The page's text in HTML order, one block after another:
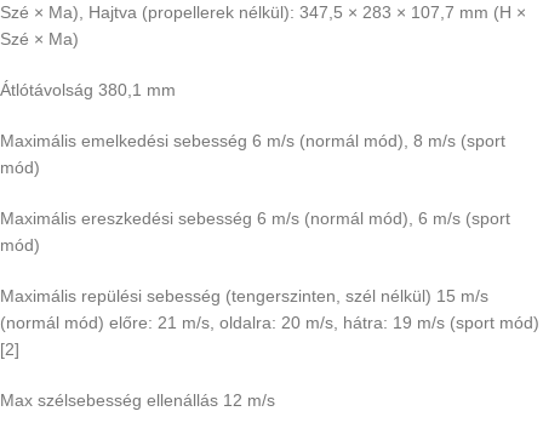
Szé × Ma), Hajtva (propellerek nélkül): 347,5 × 283 × 107,7 mm (H ×
Szé × Ma)
Átlótávolság 380,1 mm
Maximális emelkedési sebesség 6 m/s (normál mód), 8 m/s (sport
mód)
Maximális ereszkedési sebesség 6 m/s (normál mód), 6 m/s (sport
mód)
Maximális repülési sebesség (tengerszinten, szél nélkül) 15 m/s
(normál mód) előre: 21 m/s, oldalra: 20 m/s, hátra: 19 m/s (sport mód)
[2]
Max szélsebesség ellenállás 12 m/s